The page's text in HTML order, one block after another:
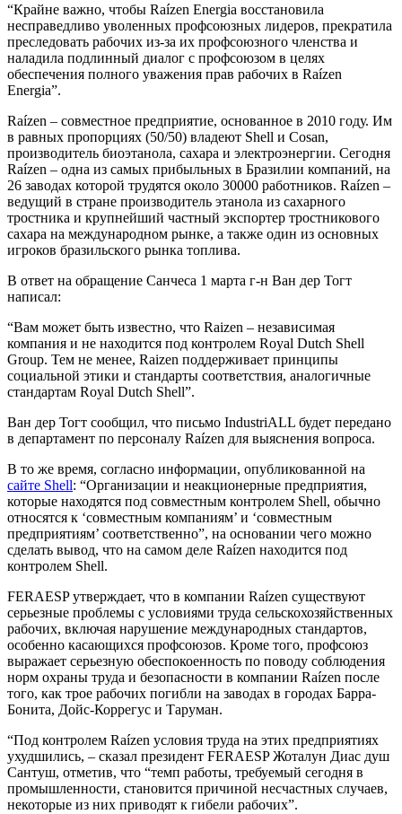
“Крайне важно, чтобы Raízen Energia восстановила
несправедливо уволенных профсоюзных лидеров, прекратила
преследовать рабочих из-за их профсоюзного членства и
наладила подлинный диалог с профсоюзом в целях
обеспечения полного уважения прав рабочих в Raízen
Energia”.
Raízen – совместное предприятие, основанное в 2010 году. Им
в равных пропорциях (50/50) владеют Shell и Cosan,
производитель биоэтанола, сахара и электроэнергии. Сегодня
Raízen – одна из самых прибыльных в Бразилии компаний, на
26 заводах которой трудятся около 30000 работников. Raízen –
ведущий в стране производитель этанола из сахарного
тростника и крупнейший частный экспортер тростникового
сахара на международном рынке, а также один из основных
игроков бразильского рынка топлива.
В ответ на обращение Санчеса 1 марта г-н Ван дер Тогт
написал:
“Вам может быть известно, что Raizen – независимая
компания и не находится под контролем Royal Dutch Shell
Group. Тем не менее, Raizen поддерживает принципы
социальной этики и стандарты соответствия, аналогичные
стандартам Royal Dutch Shell”.
Ван дер Тогт сообщил, что письмо IndustriALL будет передано
в департамент по персоналу Raízen для выяснения вопроса.
В то же время, согласно информации, опубликованной на
сайте Shell: “Организации и неакционерные предприятия,
которые находятся под совместным контролем Shell, обычно
относятся к ‘совместным компаниям’ и ‘совместным
предприятиям’ соответственно”, на основании чего можно
сделать вывод, что на самом деле Raízen находится под
контролем Shell.
FERAESP утверждает, что в компании Raízen существуют
серьезные проблемы с условиями труда сельскохозяйственных
рабочих, включая нарушение международных стандартов,
особенно касающихся профсоюзов. Кроме того, профсоюз
выражает серьезную обеспокоенность по поводу соблюдения
норм охраны труда и безопасности в компании Raízen после
того, как трое рабочих погибли на заводах в городах Барра-
Бонита, Дойс-Коррегус и Таруман.
“Под контролем Raízen условия труда на этих предприятиях
ухудшились, – сказал президент FERAESP Жоталун Диас душ
Сантуш, отметив, что “темп работы, требуемый сегодня в
промышленности, становится причиной несчастных случаев,
некоторые из них приводят к гибели рабочих”.